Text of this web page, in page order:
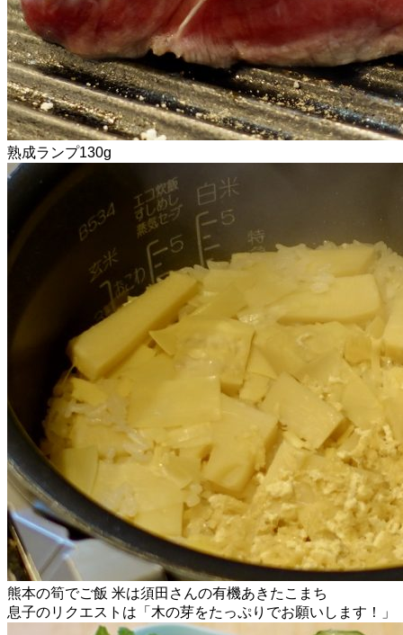
熟成ランプ130g
熊本の筍でご飯 米は須田さんの有機あきたこまち
息子のリクエストは「木の芽をたっぷりでお願いします！」